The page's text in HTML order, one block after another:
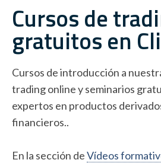
Cursos de
gratuitos en
Cursos de introducción a
trading online y seminarios
expertos en productos
financieros..
En la sección deVídeos